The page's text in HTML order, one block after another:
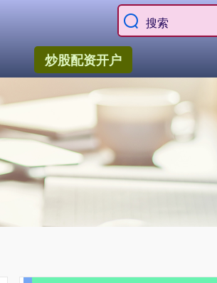
炒股配资开户